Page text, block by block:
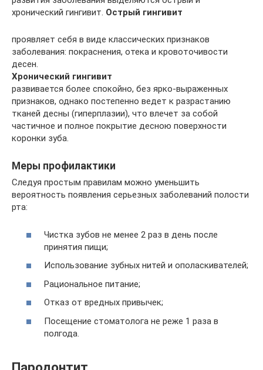
хронический гингивит. Острый гингивит
проявляет себя в виде классических признаков
заболевания: покраснения, отека и кровоточивости
десен.
Хронический гингивит
развивается более спокойно, без ярко-выраженных
признаков, однако постепенно ведет к разрастанию
тканей десны (гиперплазии), что влечет за собой
частичное и полное покрытие десною поверхности
коронки зуба.
Меры профилактики
Следуя простым правилам можно уменьшить
вероятность появления серьезных заболеваний полости
рта:
Чистка зубов не менее 2 раз в день после
принятия пищи;
Использование зубных нитей и ополаскивателей;
Рациональное питание;
Отказ от вредных привычек;
Посещение стоматолога не реже 1 раза в
полгода.
Пародонтит